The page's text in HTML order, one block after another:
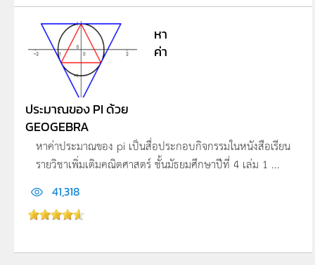
หา
ค่า
ประมาณของ PI ด้วย
GEOGEBRA
หาค่าประมาณของ pi เป็นสื่อประกอบกิจกรรมในหนังสือเรียน
รายวิชาเพิ่มเติมคณิตศาสตร์ ชั้นมัธยมศึกษาปีที่ 4 เล่ม 1 ...
41,318